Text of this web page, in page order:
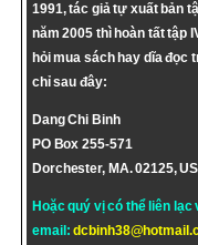
1991, tác giả tự xuất bản
năm 2005 thì hoàn tất tập
hỏi mua sách hay dĩa đọc
chỉ sau đây:
Dang Chi Binh
PO Box 255-571
Dorchester, MA. 02125,
Hoặc quý vị có thể liên lạc
email: